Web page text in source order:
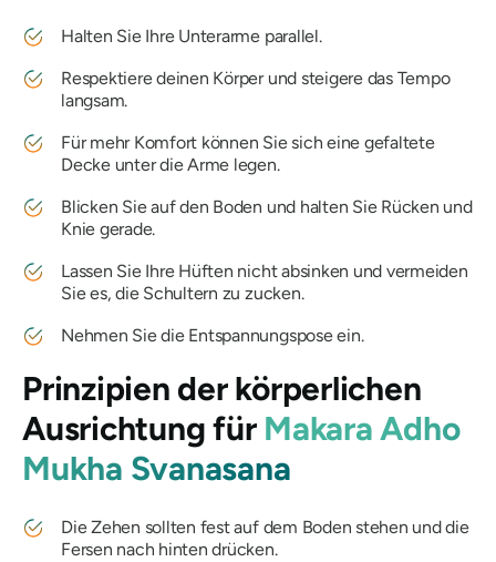
Halten Sie Ihre Unterarme parallel.
Respektiere deinen Körper und steigere das Tempo
langsam.
Für mehr Komfort können Sie sich eine gefaltete
Decke unter die Arme legen.
Blicken Sie auf den Boden und halten Sie Rücken und
Knie gerade.
Lassen Sie Ihre Hüften nicht absinken und vermeiden
Sie es, die Schultern zu zucken.
Nehmen Sie die Entspannungspose ein.
Prinzipien der körperlichen
Ausrichtung für Makara Adho
Mukha Svanasana
Die Zehen sollten fest auf dem Boden stehen und die
Fersen nach hinten drücken.